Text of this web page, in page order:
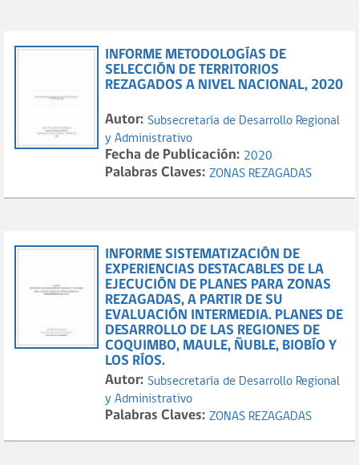
INFORME METODOLOGÍAS DE
SELECCIÓN DE TERRITORIOS
REZAGADOS A NIVEL NACIONAL, 2020
Autor: Subsecretaría de Desarrollo Regional
y Administrativo
Fecha de Publicación: 2020
Palabras Claves: ZONAS REZAGADAS
INFORME SISTEMATIZACIÓN DE
EXPERIENCIAS DESTACABLES DE LA
EJECUCIÓN DE PLANES PARA ZONAS
REZAGADAS, A PARTIR DE SU
EVALUACIÓN INTERMEDIA. PLANES DE
DESARROLLO DE LAS REGIONES DE
COQUIMBO, MAULE, ÑUBLE, BIOBÍO Y
LOS RÍOS.
Autor: Subsecretaría de Desarrollo Regional
y Administrativo
Palabras Claves: ZONAS REZAGADAS